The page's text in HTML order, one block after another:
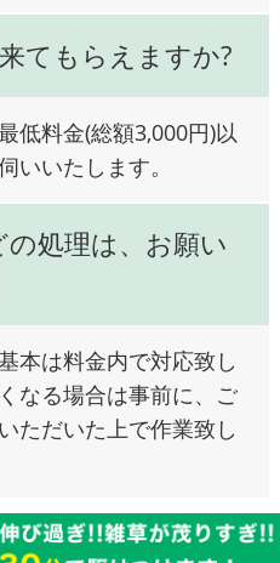
てもらえますか?
低料金(総額3,000円)以
いいたします。
処理は、お願い
本は料金内で対応致し
なる場合は事前に、ご
ただいた上で作業致し